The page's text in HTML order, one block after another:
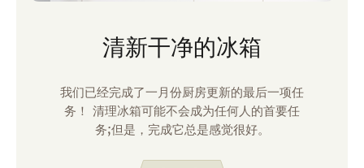
清新干净的冰箱
我们已经完成了一月份厨房更新的最后一项任
务！ 清理冰箱可能不会成为任何人的首要任
务;但是，完成它总是感觉很好。